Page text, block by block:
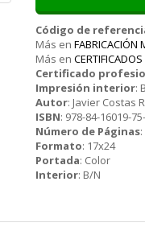
Código de
Más enFABRICACIÓN
Más en
Certificado
Impresión interior:
Autor: Javier Costas
ISBN: 978-84-16019-
Número de Páginas:
Formato: 17x24
Portada: Color
Interior: B/N